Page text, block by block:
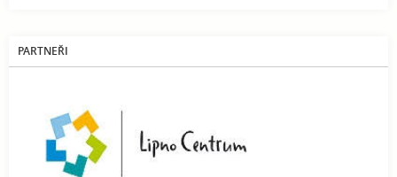
PARTNEŘI